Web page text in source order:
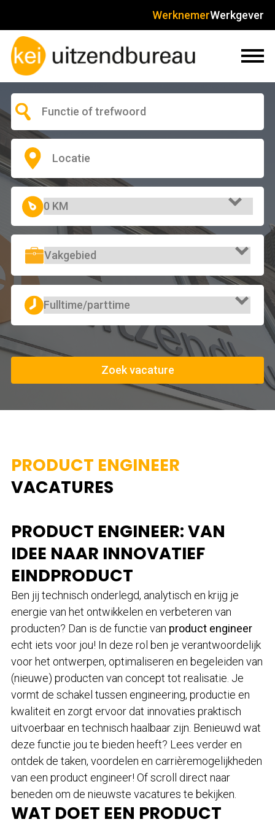
WerknemerWerkgever
Zoek vacature
PRODUCT ENGINEER
VACATURES
PRODUCT ENGINEER: VAN
IDEE NAAR INNOVATIEF
EINDPRODUCT
Ben jij technisch onderlegd, analytisch en krijg je
energie van het ontwikkelen en verbeteren van
producten? Dan is de functie van product engineer
echt iets voor jou! In deze rol ben je verantwoordelijk
voor het ontwerpen, optimaliseren en begeleiden van
(nieuwe) producten van concept tot realisatie. Je
vormt de schakel tussen engineering, productie en
kwaliteit en zorgt ervoor dat innovaties praktisch
uitvoerbaar en technisch haalbaar zijn. Benieuwd wat
deze functie jou te bieden heeft? Lees verder en
ontdek de taken, voordelen en carrièremogelijkheden
van een product engineer! Of scroll direct naar
beneden om de nieuwste vacatures te bekijken.
WAT DOET EEN PRODUCT